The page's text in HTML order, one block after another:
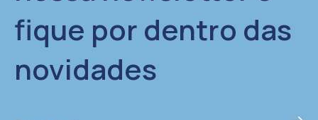
fique por dentro das
novidades